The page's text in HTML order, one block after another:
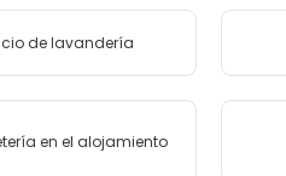
de lavandería
en el alojamiento